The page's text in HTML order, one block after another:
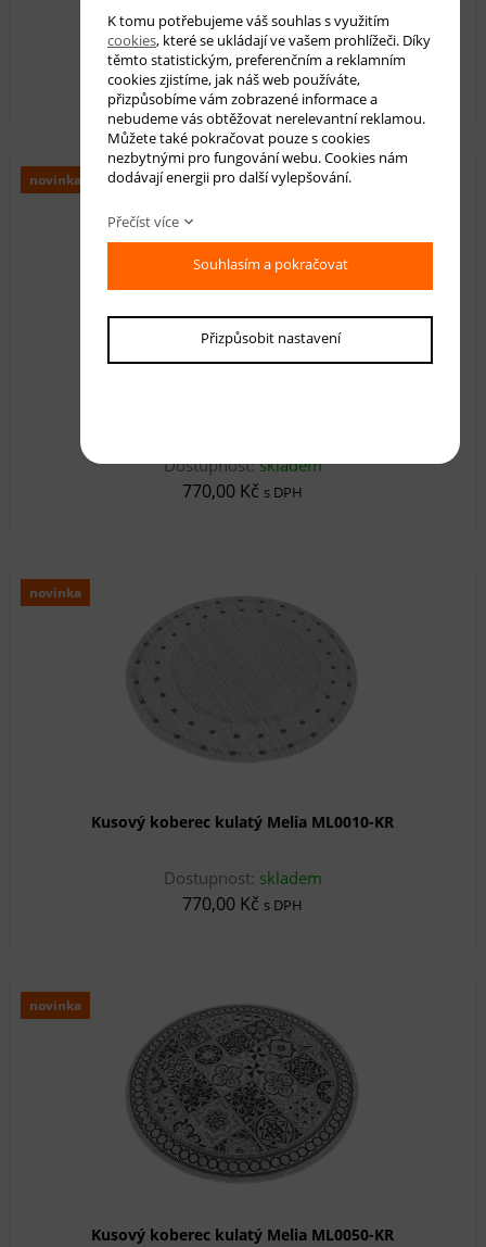
Dostupnost:skladem
1 110,00 Kčs DPH
novinka
Dostupnost:skladem
770,00 Kč s DPH
novinka
Kusový koberec kulatý Melia ML0010-KR
Dostupnost: skladem
770,00 Kč s DPH
novinka
Kusový koberec kulatý Melia ML0050-KR
K tomu potřebujeme váš souhlas s využitím
cookies, které se ukládají ve vašem prohlížeči. Díky
těmto statistickým, preferenčním a reklamním
cookies zjistíme, jak náš web používáte,
přizpůsobíme vám zobrazené informace a
nebudeme vás obtěžovat nerelevantní reklamou.
Můžete také pokračovat pouze s cookies
nezbytnými pro fungování webu. Cookies nám
dodávají energii pro další vylepšování.
Přečíst více
Souhlasím a pokračovat
Přizpůsobit nastavení